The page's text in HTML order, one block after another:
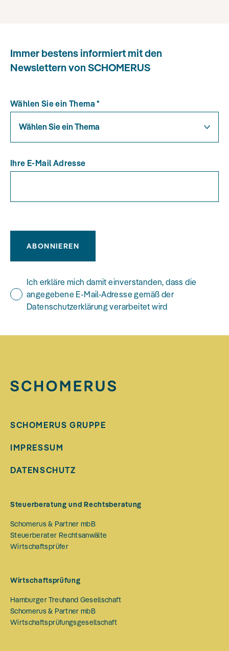
Immer bestens informiert mit den
Newslettern von SCHOMERUS
Wählen Sie ein Thema *
Wählen Sie ein Thema
Ihre E-Mail Adresse
ABONNIEREN
Ich erkläre mich damit einverstanden, dass die
angegebene E-Mail-Adresse gemäß der
Datenschutzerklärung verarbeitet wird
SCHOMERUS GRUPPE
IMPRESSUM
DATENSCHUTZ
Steuerberatung und Rechtsberatung
Schomerus & Partner mbB
Steuerberater Rechtsanwälte
Wirtschaftsprüfer
Wirtschaftsprüfung
Hamburger Treuhand Gesellschaft
Schomerus & Partner mbB
Wirtschaftsprüfungsgesellschaft